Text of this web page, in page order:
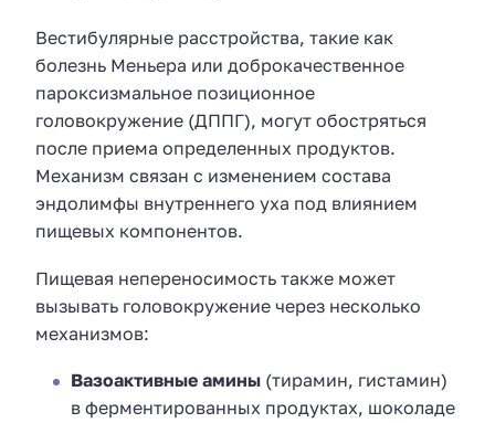
Вестибулярные расстройства, такие как
болезнь Меньера или доброкачественное
пароксизмальное позиционное
головокружение (ДППГ), могут обостряться
после приема определенных продуктов.
Механизм связан с изменением состава
эндолимфы внутреннего уха под влиянием
пищевых компонентов.
Пищевая непереносимость также может
вызывать головокружение через несколько
механизмов:
Вазоактивные амины (тирамин, гистамин)
в ферментированных продуктах, шоколаде